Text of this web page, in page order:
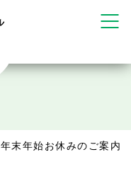
年末年始お休みのご案内